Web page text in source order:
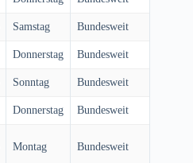
Samstag Bundesweit
Donnerstag Bundesweit
Sonntag Bundesweit
Donnerstag Bundesweit
Montag Bundesweit